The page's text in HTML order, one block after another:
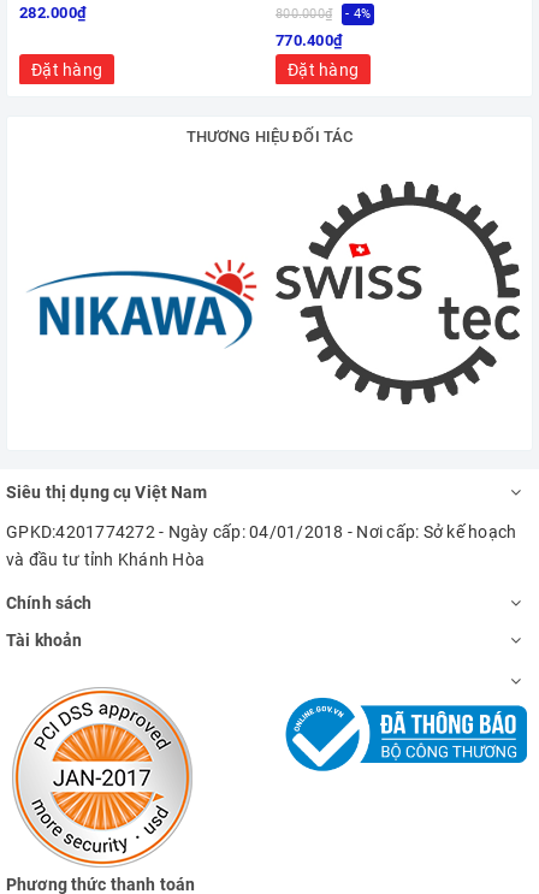
282.000₫
Đặt hàng
800.000₫ - 4%
770.400₫
Đặt hàng
THƯƠNG HIỆU ĐỐI TÁC
Siêu thị dụng cụ Việt Nam
GPKD:4201774272 - Ngày cấp: 04/01/2018 - Nơi cấp: Sở kế hoạch
và đầu tư tỉnh Khánh Hòa
Chính sách
Tài khoản
Phương thức thanh toán